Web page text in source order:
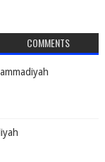
COMMENTS